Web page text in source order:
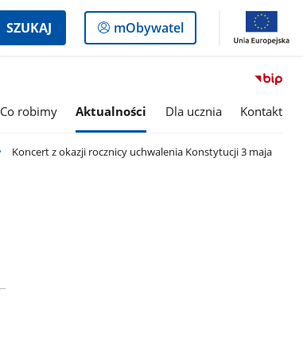
SZUKAJ
Logowanie
do
mObywatel
Co robimy Aktualności Dla ucznia Kontakt
Koncert z okazji rocznicy uchwalenia Konstytucji 3 maja